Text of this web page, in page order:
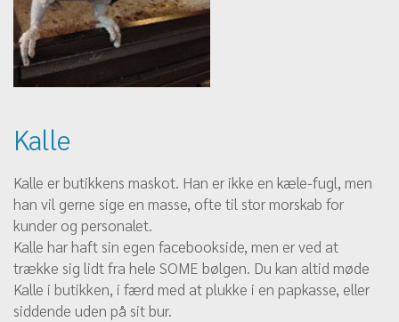
Kalle
Kalle er butikkens maskot. Han er ikke en kæle-fugl, men
han vil gerne sige en masse, ofte til stor morskab for
kunder og personalet.
Kalle har haft sin egen facebookside, men er ved at
trække sig lidt fra hele SOME bølgen. Du kan altid møde
Kalle i butikken, i færd med at plukke i en papkasse, eller
siddende uden på sit bur.